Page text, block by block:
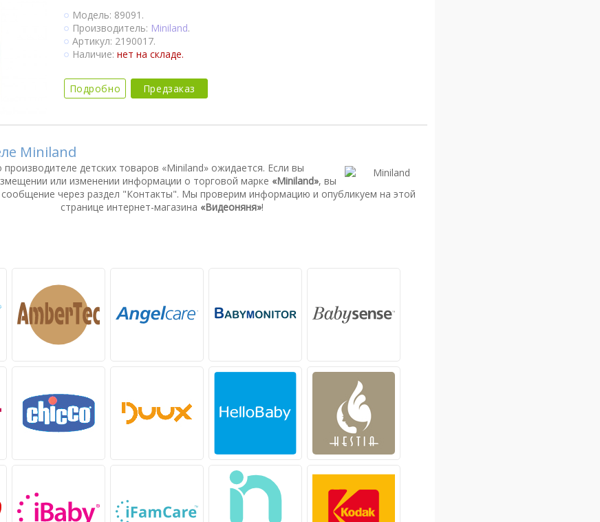
Модель: 89091.
Производитель: Miniland.
Артикул: 2190017.
Наличие: нет на складе.
Подробно Предзаказ
Miniland
детских товаров «Miniland» ожидается. Если вы
или изменении информации о торговой марке «Miniland», вы
через раздел "Контакты". Мы проверим информацию и опубликуем на этой
странице интернет-магазина «Видеоняня»!